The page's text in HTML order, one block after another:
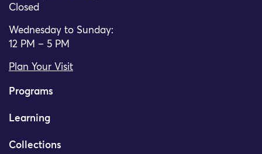
Closed
Wednesday to Sunday:
12 PM – 5 PM
Plan Your Visit
Programs
Learning
Collections